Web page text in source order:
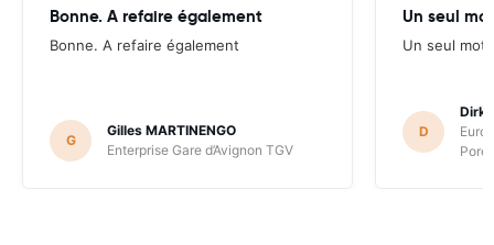
Bonne. A refaire également
Bonne. A refaire également
G
Gilles MARTINENGO
Enterprise Gare d’Avignon TGV
Un seul
Un seul mot
D
Dirk